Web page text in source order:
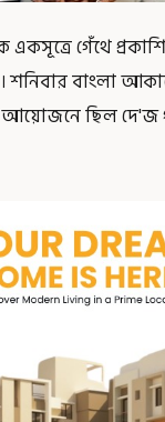
একসূত্রে গেঁথে
শনিবার বাংলা
আয়োজনে ছিল দে'জ